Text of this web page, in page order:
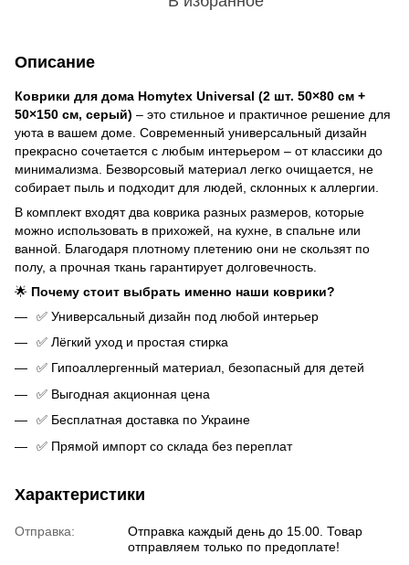
Описание
Коврики для дома Homytex Universal (2 шт. 50×80 см +
50×150 см, серый) – это стильное и практичное решение для
уюта в вашем доме. Современный универсальный дизайн
прекрасно сочетается с любым интерьером – от классики до
минимализма. Безворсовый материал легко очищается, не
собирает пыль и подходит для людей, склонных к аллергии.
В комплект входят два коврика разных размеров, которые
можно использовать в прихожей, на кухне, в спальне или
ванной. Благодаря плотному плетению они не скользят по
полу, а прочная ткань гарантирует долговечность.
🌟 Почему стоит выбрать именно наши коврики?
✅ Универсальный дизайн под любой интерьер
✅ Лёгкий уход и простая стирка
✅ Гипоаллергенный материал, безопасный для детей
✅ Выгодная акционная цена
✅ Бесплатная доставка по Украине
✅ Прямой импорт со склада без переплат
Характеристики
Отправка:
Отправка каждый день до 15.00. Товар
отправляем только по предоплате!